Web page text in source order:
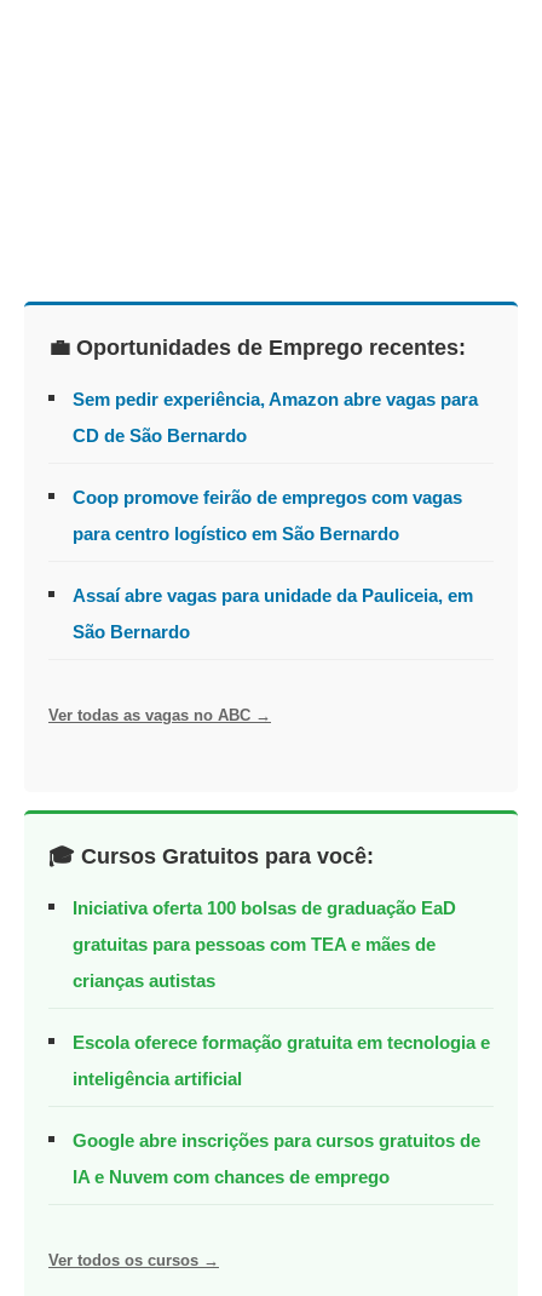
💼 Oportunidades de Emprego recentes:
Sem pedir experiência, Amazon abre vagas para
CD de São Bernardo
Coop promove feirão de empregos com vagas
para centro logístico em São Bernardo
Assaí abre vagas para unidade da Pauliceia, em
São Bernardo
Ver todas as vagas no ABC →
🎓 Cursos Gratuitos para você:
Iniciativa oferta 100 bolsas de graduação EaD
gratuitas para pessoas com TEA e mães de
crianças autistas
Escola oferece formação gratuita em tecnologia e
inteligência artificial
Google abre inscrições para cursos gratuitos de
IA e Nuvem com chances de emprego
Ver todos os cursos →